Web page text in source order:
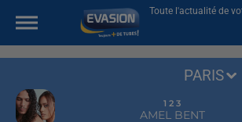
Toute l'actualité de
1 2 3
AMEL BENT
PARIS